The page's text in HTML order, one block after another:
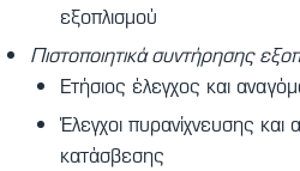
εξοπλισμού
Πιστοποιητικά συντήρησης
Ετήσιος έλεγχος και
Έλεγχοι πυρανίχνευσης
κατάσβεσης